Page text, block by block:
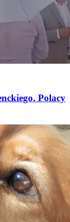
Polacy